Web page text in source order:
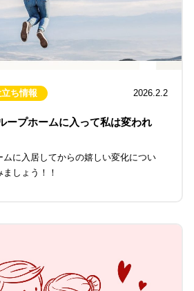
ち情報 2026.2.2
ープホームに入って私は変われ
ムに入居してからの嬉しい変化につい
しょう！！